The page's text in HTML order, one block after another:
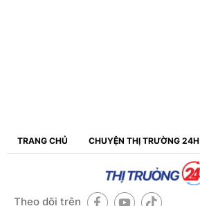
TRANG CHỦ CHUYỆN THỊ TRƯỜNG 24H
Theo dõi trên